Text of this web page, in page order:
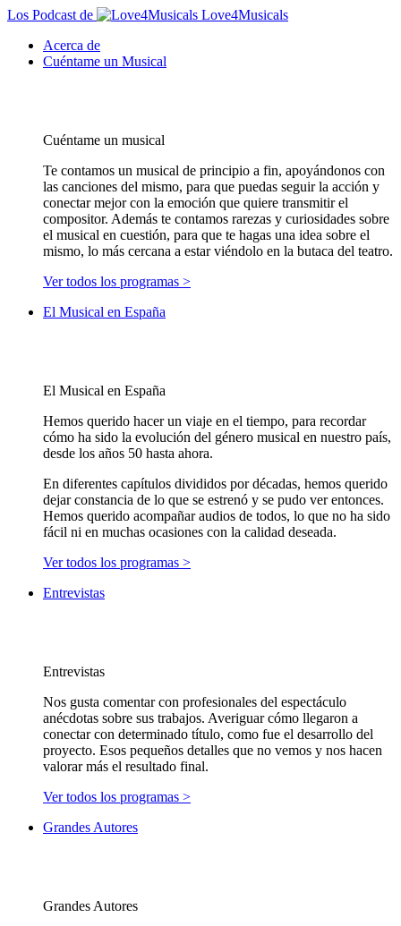
Los Podcast de
Love4Musicals
Acerca de
Cuéntame un Musical
Cuéntame un musical
Te contamos un musical de principio a fin, apoyándonos con
las canciones del mismo, para que puedas seguir la acción y
conectar mejor con la emoción que quiere transmitir el
compositor. Además te contamos rarezas y curiosidades sobre
el musical en cuestión, para que te hagas una idea sobre el
mismo, lo más cercana a estar viéndolo en la butaca del teatro.
Ver todos los programas >
El Musical en España
El Musical en España
Hemos querido hacer un viaje en el tiempo, para recordar
cómo ha sido la evolución del género musical en nuestro país,
desde los años 50 hasta ahora.
En diferentes capítulos divididos por décadas, hemos querido
dejar constancia de lo que se estrenó y se pudo ver entonces.
Hemos querido acompañar audios de todos, lo que no ha sido
fácil ni en muchas ocasiones con la calidad deseada.
Ver todos los programas >
Entrevistas
Entrevistas
Nos gusta comentar con profesionales del espectáculo
anécdotas sobre sus trabajos. Averiguar cómo llegaron a
conectar con determinado título, como fue el desarrollo del
proyecto. Esos pequeños detalles que no vemos y nos hacen
valorar más el resultado final.
Ver todos los programas >
Grandes Autores
Grandes Autores